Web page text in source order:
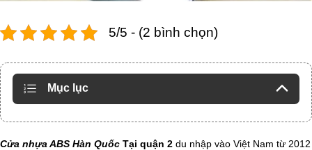
5/5 - (2 bình chọn)
Mục lục
Cửa nhựa ABS Hàn Quốc Tại quận 2 du nhập vào Việt Nam từ 2012